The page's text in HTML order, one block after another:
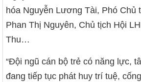
hóa Nguyễn Lương Tài, Phó Chủ
Phan Thị Nguyên, Chủ tịch Hội
Thu…
“Đội ngũ cán bộ trẻ có năng lực,
đang tiếp tục phát huy trí tuệ,